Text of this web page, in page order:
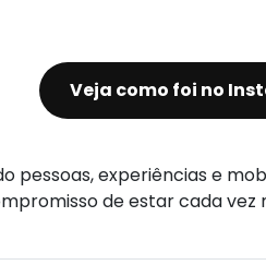
Veja como foi no
pessoas, experiências e
de estar cada